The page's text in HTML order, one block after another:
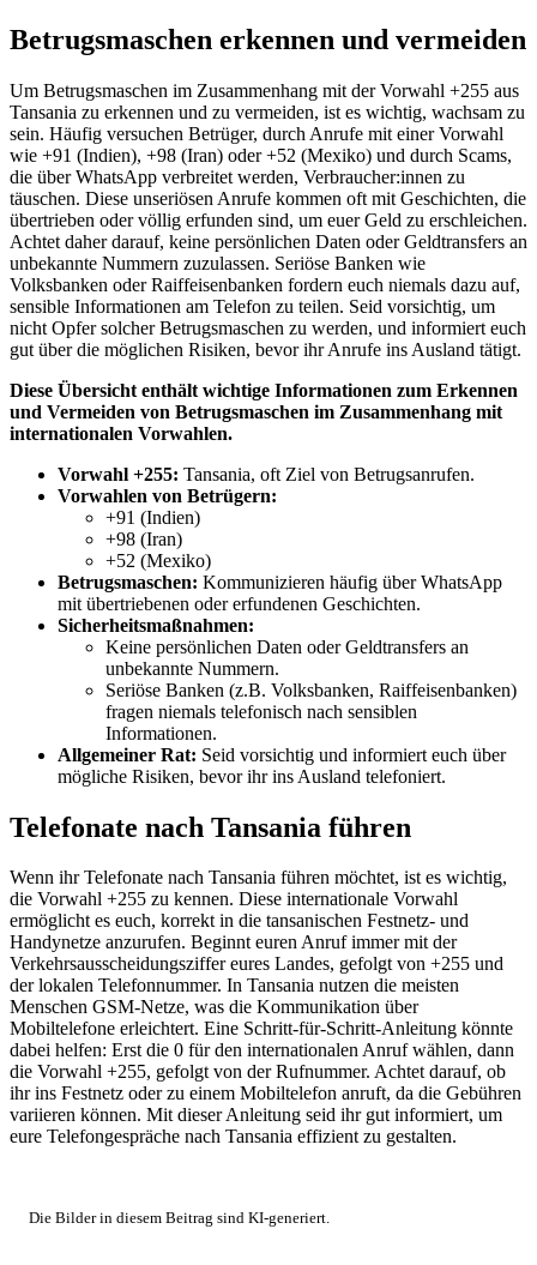
Betrugsmaschen erkennen und vermeiden
Um Betrugsmaschen im Zusammenhang mit der Vorwahl +255 aus
Tansania zu erkennen und zu vermeiden, ist es wichtig, wachsam zu
sein. Häufig versuchen Betrüger, durch Anrufe mit einer Vorwahl
wie +91 (Indien), +98 (Iran) oder +52 (Mexiko) und durch Scams,
die über WhatsApp verbreitet werden, Verbraucher:innen zu
täuschen. Diese unseriösen Anrufe kommen oft mit Geschichten, die
übertrieben oder völlig erfunden sind, um euer Geld zu erschleichen.
Achtet daher darauf, keine persönlichen Daten oder Geldtransfers an
unbekannte Nummern zuzulassen. Seriöse Banken wie
Volksbanken oder Raiffeisenbanken fordern euch niemals dazu auf,
sensible Informationen am Telefon zu teilen. Seid vorsichtig, um
nicht Opfer solcher Betrugsmaschen zu werden, und informiert euch
gut über die möglichen Risiken, bevor ihr Anrufe ins Ausland tätigt.
Diese Übersicht enthält wichtige Informationen zum Erkennen
und Vermeiden von Betrugsmaschen im Zusammenhang mit
internationalen Vorwahlen.
Vorwahl +255: Tansania, oft Ziel von Betrugsanrufen.
Vorwahlen von Betrügern:
+91 (Indien)
+98 (Iran)
+52 (Mexiko)
Betrugsmaschen: Kommunizieren häufig über WhatsApp
mit übertriebenen oder erfundenen Geschichten.
Sicherheitsmaßnahmen:
Keine persönlichen Daten oder Geldtransfers an
unbekannte Nummern.
Seriöse Banken (z.B. Volksbanken, Raiffeisenbanken)
fragen niemals telefonisch nach sensiblen
Informationen.
Allgemeiner Rat: Seid vorsichtig und informiert euch über
mögliche Risiken, bevor ihr ins Ausland telefoniert.
Telefonate nach Tansania führen
Wenn ihr Telefonate nach Tansania führen möchtet, ist es wichtig,
die Vorwahl +255 zu kennen. Diese internationale Vorwahl
ermöglicht es euch, korrekt in die tansanischen Festnetz- und
Handynetze anzurufen. Beginnt euren Anruf immer mit der
Verkehrsausscheidungsziffer eures Landes, gefolgt von +255 und
der lokalen Telefonnummer. In Tansania nutzen die meisten
Menschen GSM-Netze, was die Kommunikation über
Mobiltelefone erleichtert. Eine Schritt-für-Schritt-Anleitung könnte
dabei helfen: Erst die 0 für den internationalen Anruf wählen, dann
die Vorwahl +255, gefolgt von der Rufnummer. Achtet darauf, ob
ihr ins Festnetz oder zu einem Mobiltelefon anruft, da die Gebühren
variieren können. Mit dieser Anleitung seid ihr gut informiert, um
eure Telefongespräche nach Tansania effizient zu gestalten.
Die Bilder in diesem Beitrag sind KI-generiert.